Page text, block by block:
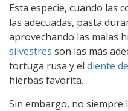
Esta especie, cuando las
las adecuadas, pasta
aprovechando las malas
silvestres son las más
tortuga rusa y el diente
hierbas favorita.
Sin embargo, no siempre